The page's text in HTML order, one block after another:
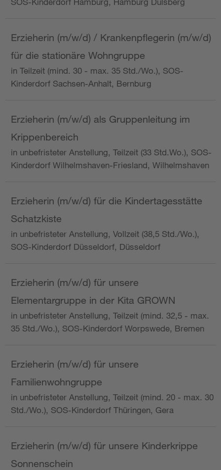
Erzieherin (m/w/d) / Krankenpflegerin (m/w/d)
für die stationäre Wohngruppe
in Teilzeit (mind. 30 - max. 35 Std./Wo.), SOS-
Kinderdorf Sachsen-Anhalt, Bernburg
Erzieherin (m/w/d) als Gruppenleitung im
Krippenbereich
in unbefristeter Anstellung, Teilzeit (33 Std.Wo.), SOS-
Kinderdorf Wilhelmshaven-Friesland, Wilhelmshaven
Erzieherin (m/w/d) für die Kindertagesstätte
Schatzkiste
in unbefristeter Anstellung, Vollzeit (38,5 Std./Wo.),
SOS-Kinderdorf Düsseldorf, Düsseldorf
Erzieherin (m/w/d) für unsere
Elementargruppe in der Kita GROWN
in unbefristeter Anstellung, Teilzeit (mind. 32,5 - max.
35 Std./Wo.), SOS-Kinderdorf Worpswede, Bremen
Erzieherin (m/w/d) für unsere
Familienwohngruppe
in unbefristeter Anstellung, Teilzeit (mind. 20 - max. 30
Std./Wo.), SOS-Kinderdorf Thüringen, Gera
Erzieherin (m/w/d) für unsere Kinderkrippe
Sonnenschein